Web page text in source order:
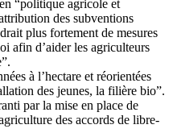
“politique agricole et
des subventions
plus fortement de mesures
afin d’aider les agriculteurs
à l’hectare et réorientées
des jeunes, la filière bio”.
par la mise en place de
des accords de libre-